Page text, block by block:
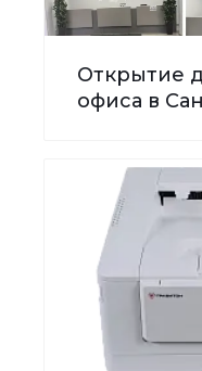
Открытие
офиса в